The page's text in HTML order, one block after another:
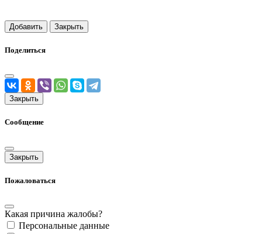
Добавить Закрыть
Поделиться
Закрыть
Сообщение
Закрыть
Пожаловаться
Какая причина жалобы?
Персональные данные